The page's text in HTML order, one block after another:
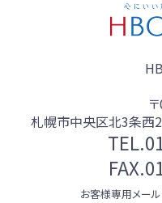
札幌市中央区北3条
TEL.
お客様専用メ